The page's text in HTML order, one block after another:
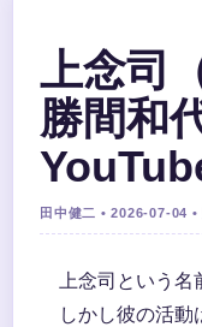
上念司
勝間和
田中健二 • 2026-07-04
上念司という名
しかし彼の活動